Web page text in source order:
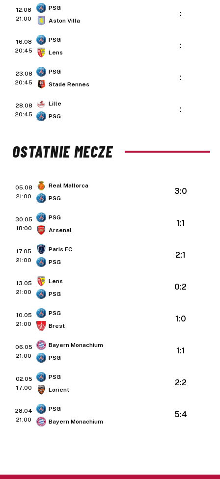
12.08
21:00
PSG
Aston Villa
:
16.08
20:45
PSG
Lens
:
23.08
20:45
PSG
Stade Rennes
:
28.08
20:45
Lille
PSG
:
OSTATNIE MECZE
05.08
21:00
Real Mallorca
PSG
3:0
30.05
18:00
PSG
Arsenal
1:1
17.05
21:00
Paris FC
PSG
2:1
13.05
21:00
Lens
PSG
0:2
10.05
21:00
PSG
Brest
1:0
06.05
21:00
Bayern Monachium
PSG
1:1
02.05
17:00
PSG
Lorient
2:2
28.04
21:00
PSG
Bayern Monachium
5:4